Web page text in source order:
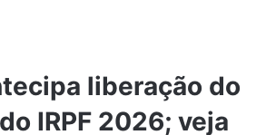
liberação do
IRPF 2026; veja